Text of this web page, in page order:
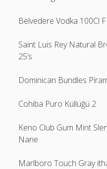
Belvedere Vodka 100Cl
Saint Luis Rey Natural
25’s
Dominican Bundles
Cohiba Puro Küllüğü 2
Keno Club Gum Mint
Nane
Marlboro Touch Gray